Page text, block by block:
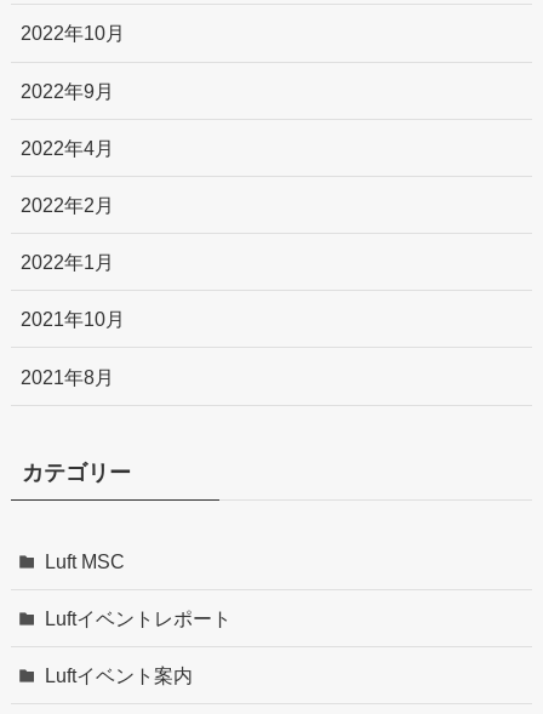
2022年10月
2022年9月
2022年4月
2022年2月
2022年1月
2021年10月
2021年8月
カテゴリー
Luft MSC
Luftイベントレポート
Luftイベント案内